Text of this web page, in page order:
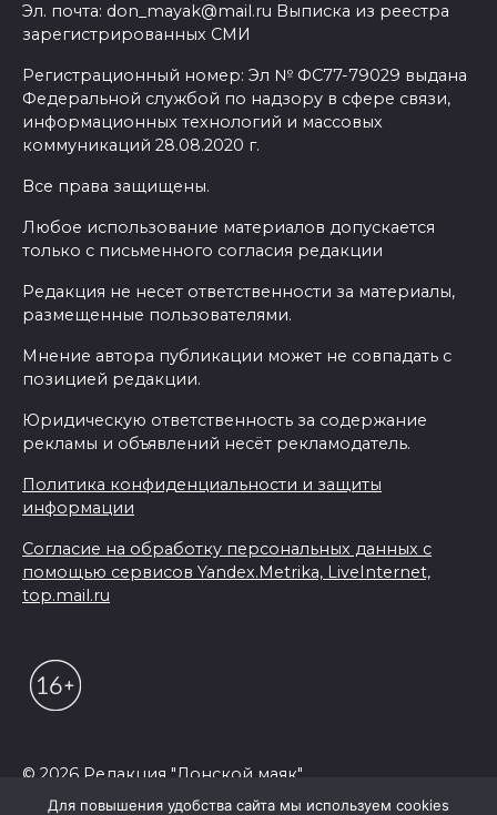
Эл. почта: don_mayak@mail.ru Выписка из реестра
зарегистрированных СМИ
Регистрационный номер: Эл № ФС77-79029 выдана
Федеральной службой по надзору в сфере связи,
информационных технологий и массовых
коммуникаций 28.08.2020 г.
Все права защищены.
Любое использование материалов допускается
только с письменного согласия редакции
Редакция не несет ответственности за материалы,
размещенные пользователями.
Мнение автора публикации может не совпадать с
позицией редакции.
Юридическую ответственность за содержание
рекламы и объявлений несёт рекламодатель.
Политика конфиденциальности и защиты
информации
Согласие на обработку персональных данных с
помощью сервисов Yandex.Metrika, LiveInternet,
top.mail.ru
© 2026 Редакция "Донской маяк"
Для повышения удобства сайта мы используем cookies